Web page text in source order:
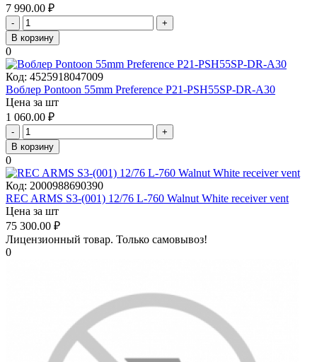
7 990.00 ₽
-
+
В корзину
0
Код: 4525918047009
Воблер Pontoon 55mm Preference P21-PSH55SP-DR-A30
Цена за шт
1 060.00 ₽
-
+
В корзину
0
Код: 2000988690390
REC ARMS S3-(001) 12/76 L-760 Walnut White receiver vent
Цена за шт
75 300.00 ₽
Лицензионный товар. Только самовывоз!
0